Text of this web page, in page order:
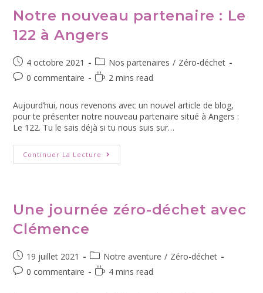
Notre nouveau partenaire : Le
122 à Angers
4 octobre 2021 Nos partenaires / Zéro-déchet
0 commentaire
2 mins read
Aujourd’hui, nous revenons avec un nouvel article de blog,
pour te présenter notre nouveau partenaire situé à Angers :
Le 122. Tu le sais déjà si tu nous suis sur…
Continuer La Lecture
Une journée zéro-déchet avec
Clémence
19 juillet 2021 Notre aventure / Zéro-déchet
0 commentaire
4 mins read